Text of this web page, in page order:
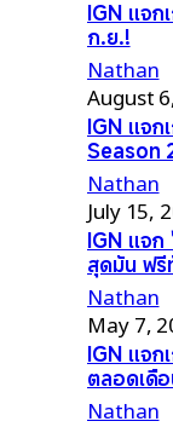
IGN แจ
ก.ย.!
Nathan
August
IGN แจ
Season
Nathan
July 15,
IGN แจก
สุดมัน ฟรี
Nathan
May 7,
IGN แจ
ตลอดเดื
Nathan